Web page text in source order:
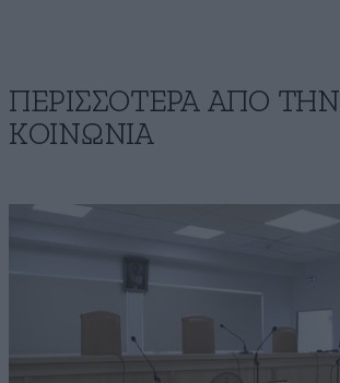
ΠΕΡΙΣΣΟΤΕΡΑ ΑΠΟ ΤΗΝ
ΚΟΙΝΩΝΙΑ